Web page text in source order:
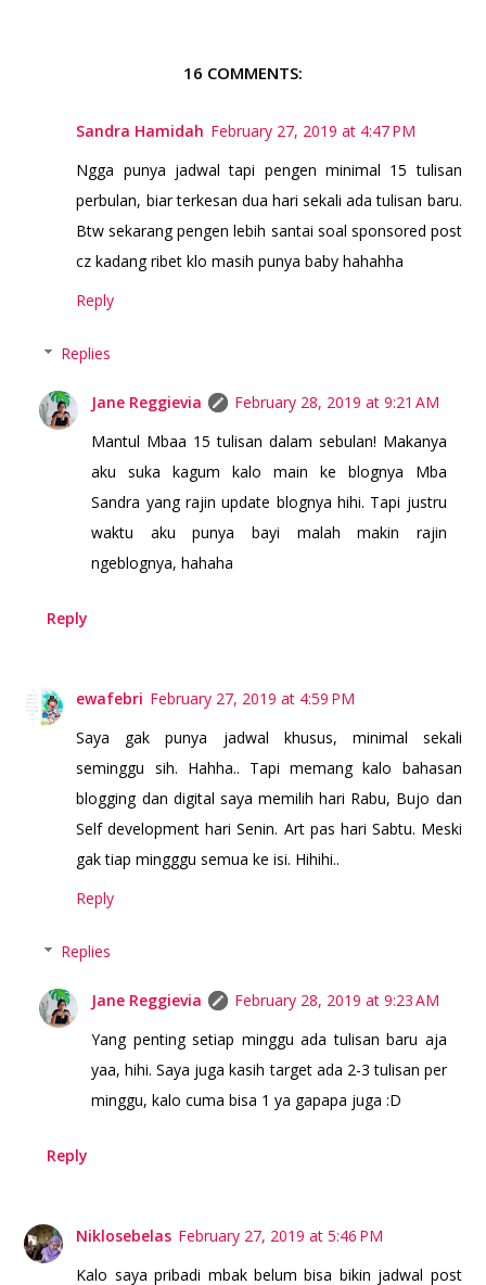
16 COMMENTS:
Sandra Hamidah February 27, 2019 at 4:47 PM
Ngga punya jadwal tapi pengen minimal 15 tulisan
perbulan, biar terkesan dua hari sekali ada tulisan baru.
Btw sekarang pengen lebih santai soal sponsored post
cz kadang ribet klo masih punya baby hahahha
Reply
Replies
Jane Reggievia
February 28, 2019 at 9:21 AM
Mantul Mbaa 15 tulisan dalam sebulan! Makanya
aku suka kagum kalo main ke blognya Mba
Sandra yang rajin update blognya hihi. Tapi justru
waktu aku punya bayi malah makin rajin
ngeblognya, hahaha
Reply
ewafebri February 27, 2019 at 4:59 PM
Saya gak punya jadwal khusus, minimal sekali
seminggu sih. Hahha.. Tapi memang kalo bahasan
blogging dan digital saya memilih hari Rabu, Bujo dan
Self development hari Senin. Art pas hari Sabtu. Meski
gak tiap mingggu semua ke isi. Hihihi..
Reply
Replies
Jane Reggievia
February 28, 2019 at 9:23 AM
Yang penting setiap minggu ada tulisan baru aja
yaa, hihi. Saya juga kasih target ada 2-3 tulisan per
minggu, kalo cuma bisa 1 ya gapapa juga :D
Reply
Niklosebelas February 27, 2019 at 5:46 PM
Kalo saya pribadi mbak belum bisa bikin jadwal post